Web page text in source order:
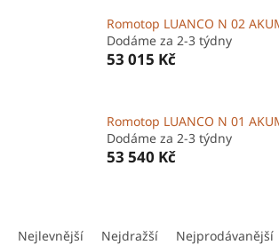
Romotop LUANCO N 02
Dodáme za 2-3 týdny
53 015 Kč
Romotop LUANCO N 01
Dodáme za 2-3 týdny
53 540 Kč
Nejlevnější Nejdražší Nejprodávanější